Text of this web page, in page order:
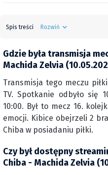
Spis treści Rozwiń
Gdzie była transmisja
Machida Zelvia
Transmisja tego meczu
TV. Spotkanie odbyło się
10:00. Był to mecz 16.
emocji. Kibice obejrzeli 2
Chiba w posiadaniu piłki.
Czy był dostępny
Chiba - Machida Zelvia